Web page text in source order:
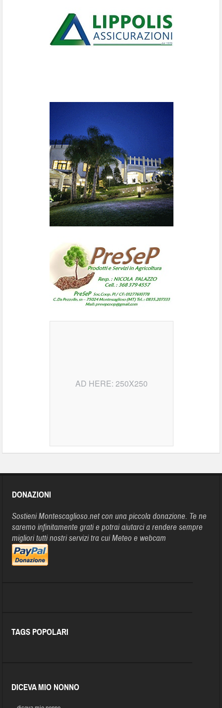
AD HERE: 250X250
DONAZIONI
Sostieni Montescaglioso.net con una piccola donazione. Te ne
saremo infinitamente grati e potrai aiutarci a rendere sempre
migliori tutti nostri servizi tra cui Meteo e webcam
TAGS POPOLARI
DICEVA MIO NONNO